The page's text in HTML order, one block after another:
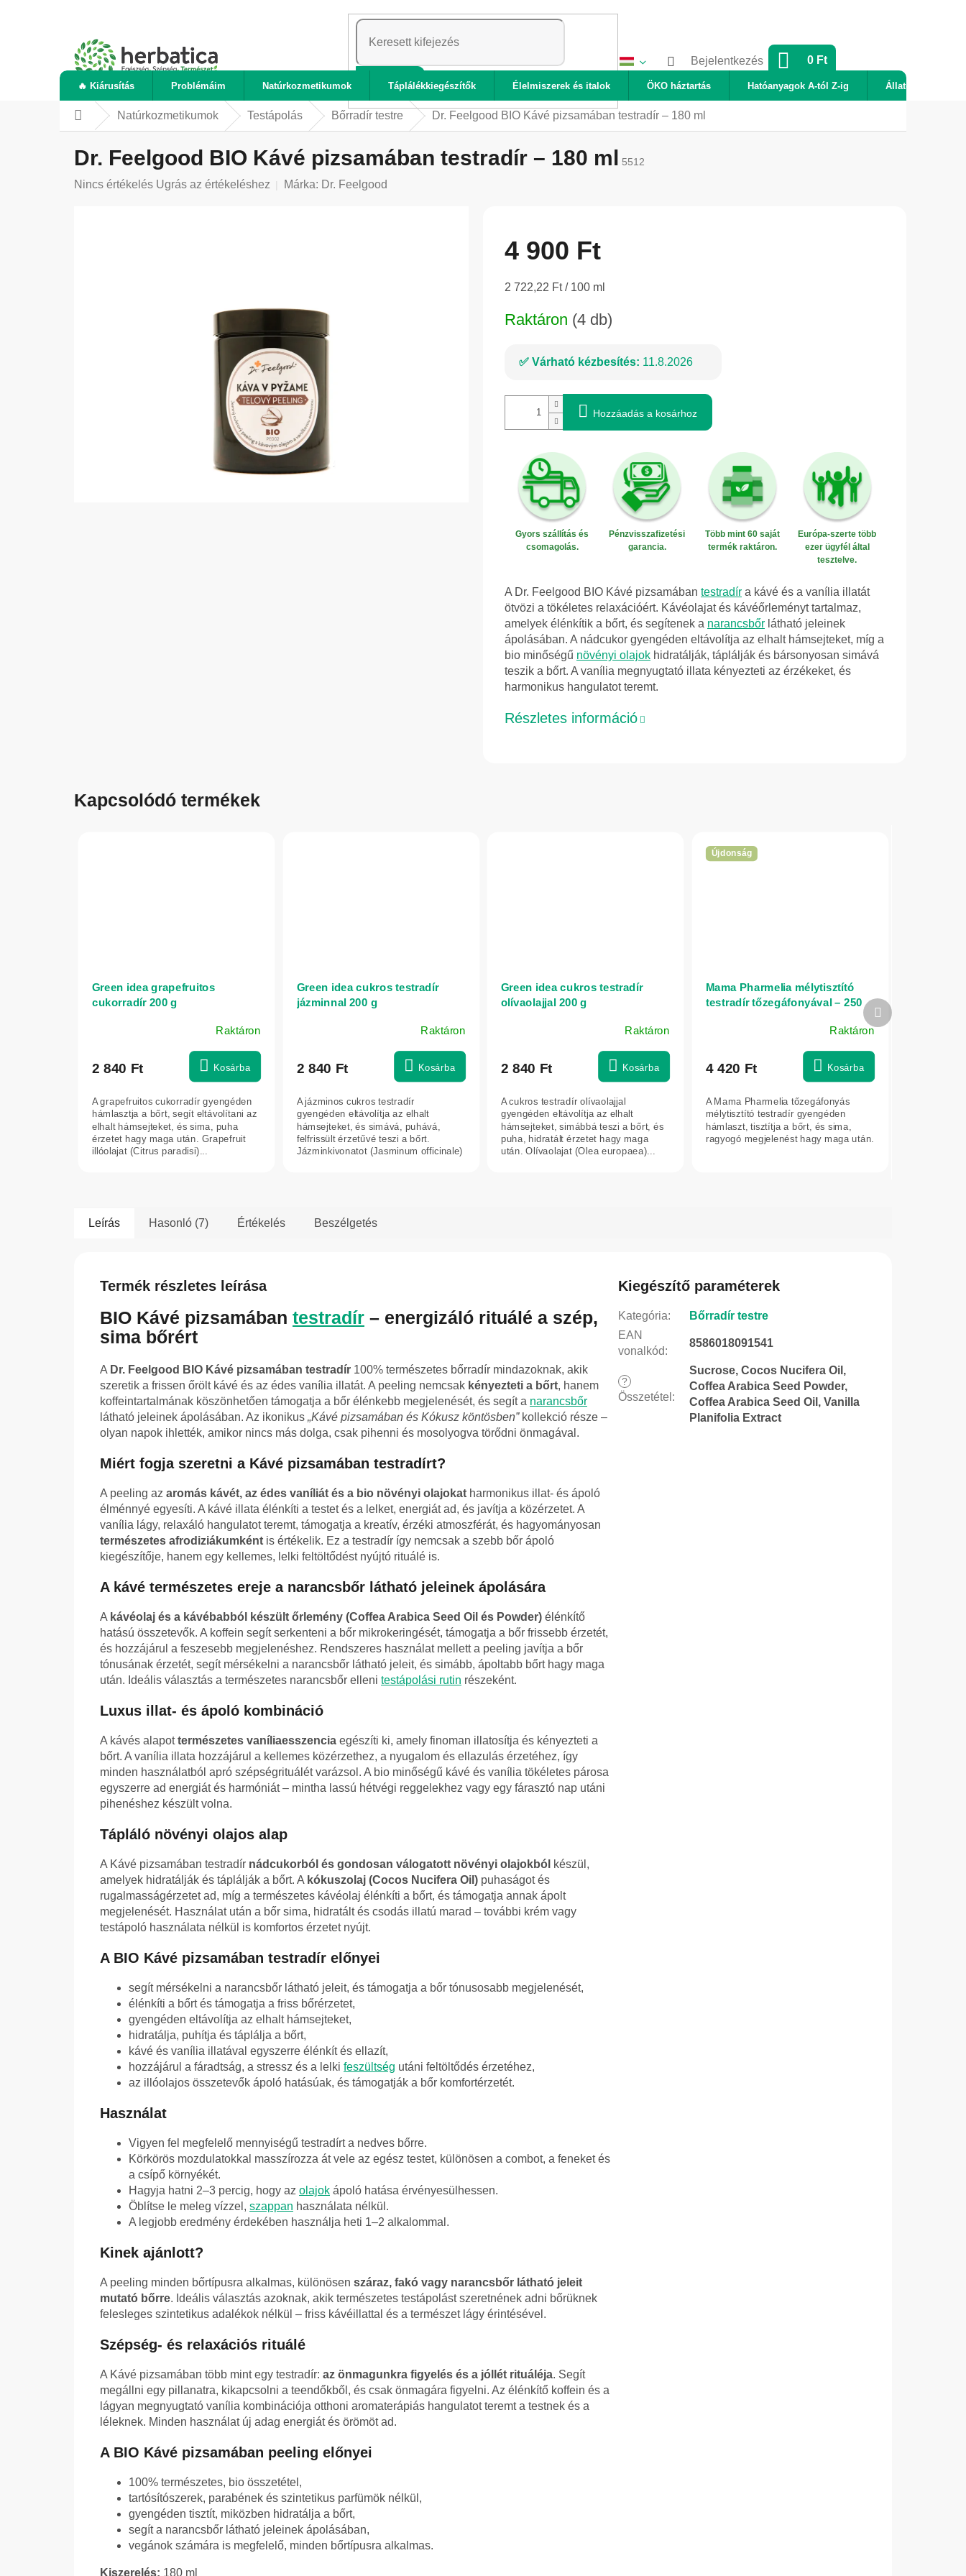
KERESÉS
Bejelentkezés KOSÁR
0 Ft
🔥 Kiárusítás Problémáim Natúrkozmetikumok Táplálékkiegészítők Élelmiszerek és italok ÖKO háztartás Hatóanyagok A-tól Z-ig Állatok
KezdőlapNatúrkozmetikumok Testápolás Bőrradír testre Dr. Feelgood BIO Kávé pizsamában testradír – 180 ml
Dr. Feelgood BIO Kávé pizsamában testradír – 180 ml 5512
A
Nincs értékelés Ugrás az értékeléshez Márka: Dr. Feelgood
4 900 Ft
Egységár:
2 722,22 Ft / 100 ml
Raktáron (4 db)
Várható kézbesítés: 11.8.2026
Hozzáadás a kosárhoz
Gyors szállítás és
csomagolás.
Pénzvisszafizetési
garancia.
Több mint 60 saját
termék raktáron.
Európa-szerte több
ezer ügyfél által
tesztelve.
A Dr. Feelgood BIO Kávé pizsamában testradír a kávé és a vanília illatát
ötvözi a tökéletes relaxációért. Kávéolajat és kávéőrleményt tartalmaz,
amelyek élénkítik a bőrt, és segítenek a narancsbőr látható jeleinek
ápolásában. A nádcukor gyengéden eltávolítja az elhalt hámsejteket, míg a
bio minőségű növényi olajok hidratálják, táplálják és bársonyosan simává
teszik a bőrt. A vanília megnyugtató illata kényezteti az érzékeket, és
harmonikus hangulatot teremt.
Részletes információ
Kapcsolódó termékek
Green idea grapefruitos
cukorradír 200 g
Raktáron
2 840 Ft Kosárba
A grapefruitos cukorradír gyengéden
hámlasztja a bőrt, segít eltávolítani az
elhalt hámsejteket, és sima, puha
érzetet hagy maga után. Grapefruit
illóolajat (Citrus paradisi)...
Green idea cukros testradír
jázminnal 200 g
Raktáron
2 840 Ft Kosárba
A jázminos cukros testradír
gyengéden eltávolítja az elhalt
hámsejteket, és simává, puhává,
felfrissült érzetűvé teszi a bőrt.
Jázminkivonatot (Jasminum officinale)
Green idea cukros testradír
olívaolajjal 200 g
Raktáron
2 840 Ft Kosárba
A cukros testradír olívaolajjal
gyengéden eltávolítja az elhalt
hámsejteket, simábbá teszi a bőrt, és
puha, hidratált érzetet hagy maga
után. Olívaolajat (Olea europaea)...
Újdonság
Mama Pharmelia mélytisztító
testradír tőzegáfonyával – 250
Raktáron
4 420 Ft Kosárba
A Mama Pharmelia tőzegáfonyás
mélytisztító testradír gyengéden
hámlaszt, tisztítja a bőrt, és sima,
ragyogó megjelenést hagy maga után.
Következő
termék
Leírás Hasonló (7) Értékelés Beszélgetés
Termék részletes leírása
BIO Kávé pizsamában testradír – energizáló rituálé a szép,
sima bőrért
A Dr. Feelgood BIO Kávé pizsamában testradír 100% természetes bőrradír mindazoknak, akik
szeretik a frissen őrölt kávé és az édes vanília illatát. A peeling nemcsak kényezteti a bőrt, hanem
koffeintartalmának köszönhetően támogatja a bőr élénkebb megjelenését, és segít a narancsbőr
látható jeleinek ápolásában. Az ikonikus „Kávé pizsamában és Kókusz köntösben”kollekció része –
olyan napok ihlették, amikor nincs más dolga, csak pihenni és mosolyogva törődni önmagával.
Miért fogja szeretni a Kávé pizsamában testradírt?
A peeling az aromás kávét, az édes vaníliát és a bio növényi olajokat harmonikus illat- és ápoló
élménnyé egyesíti. A kávé illata élénkíti a testet és a lelket, energiát ad, és javítja a közérzetet. A
vanília lágy, relaxáló hangulatot teremt, támogatja a kreatív, érzéki atmoszférát, és hagyományosan
természetes afrodiziákumként is értékelik. Ez a testradír így nemcsak a szebb bőr ápoló
kiegészítője, hanem egy kellemes, lelki feltöltődést nyújtó rituálé is.
A kávé természetes ereje a narancsbőr látható jeleinek ápolására
A kávéolaj és a kávébabból készült őrlemény (Coffea Arabica Seed Oil és Powder) élénkítő
hatású összetevők. A koffein segít serkenteni a bőr mikrokeringését, támogatja a bőr frissebb érzetét,
és hozzájárul a feszesebb megjelenéshez. Rendszeres használat mellett a peeling javítja a bőr
tónusának érzetét, segít mérsékelni a narancsbőr látható jeleit, és simább, ápoltabb bőrt hagy maga
után. Ideális választás a természetes narancsbőr elleni testápolási rutin részeként.
Luxus illat- és ápoló kombináció
A kávés alapottermészetes vaníliaesszencia egészíti ki, amely finoman illatosítja és kényezteti a
bőrt. A vanília illata hozzájárul a kellemes közérzethez, a nyugalom és ellazulás érzetéhez, így
minden használatból apró szépségrituálét varázsol. A bio minőségű kávé és vanília tökéletes párosa
egyszerre ad energiát és harmóniát – mintha lassú hétvégi reggelekhez vagy egy fárasztó nap utáni
pihenéshez készült volna.
Tápláló növényi olajos alap
A Kávé pizsamában testradír nádcukorból és gondosan válogatott növényi olajokból készül,
amelyek hidratálják és táplálják a bőrt. A kókuszolaj (Cocos Nucifera Oil) puhaságot és
rugalmasságérzetet ad, míg a természetes kávéolaj élénkíti a bőrt, és támogatja annak ápolt
megjelenését. Használat után a bőr sima, hidratált és csodás illatú marad – további krém vagy
testápoló használata nélkül is komfortos érzetet nyújt.
A BIO Kávé pizsamában testradír előnyei
segít mérsékelni a narancsbőr látható jeleit, és támogatja a bőr tónusosabb megjelenését,
élénkíti a bőrt és támogatja a friss bőrérzetet,
gyengéden eltávolítja az elhalt hámsejteket,
hidratálja, puhítja és táplálja a bőrt,
kávé és vanília illatával egyszerre élénkít és ellazít,
hozzájárul a fáradtság, a stressz és a lelki feszültség utáni feltöltődés érzetéhez,
az illóolajos összetevők ápoló hatásúak, és támogatják a bőr komfortérzetét.
Használat
Vigyen fel megfelelő mennyiségű testradírt a nedves bőrre.
Körkörös mozdulatokkal masszírozza át vele az egész testet, különösen a combot, a feneket és
a csípő környékét.
Hagyja hatni 2–3 percig, hogy az olajok ápoló hatása érvényesülhessen.
Öblítse le meleg vízzel, szappan használata nélkül.
A legjobb eredmény érdekében használja heti 1–2 alkalommal.
Kinek ajánlott?
A peeling minden bőrtípusra alkalmas, különösen száraz, fakó vagy narancsbőr látható jeleit
mutató bőrre. Ideális választás azoknak, akik természetes testápolást szeretnének adni bőrüknek
felesleges szintetikus adalékok nélkül – friss kávéillattal és a természet lágy érintésével.
Szépség- és relaxációs rituálé
A Kávé pizsamában több mint egy testradír: az önmagunkra figyelés és a jóllét rituáléja. Segít
megállni egy pillanatra, kikapcsolni a teendőkből, és csak önmagára figyelni. Az élénkítő koffein és a
lágyan megnyugtató vanília kombinációja otthoni aromaterápiás hangulatot teremt a testnek és a
léleknek. Minden használat új adag energiát és örömöt ad.
A BIO Kávé pizsamában peeling előnyei
100% természetes, bio összetétel,
tartósítószerek, parabének és szintetikus parfümök nélkül,
gyengéden tisztít, miközben hidratálja a bőrt,
segít a narancsbőr látható jeleinek ápolásában,
vegánok számára is megfelelő, minden bőrtípusra alkalmas.
Kiszerelés: 180 ml
Kiegészítő paraméterek
Kategória:
Bőrradír testre
EAN
vonalkód:
8586018091541
?
Összetétel :
Sucrose, Cocos Nucifera Oil,
Coffea Arabica Seed Powder,
Coffea Arabica Seed Oil, Vanilla
Planifolia Extract